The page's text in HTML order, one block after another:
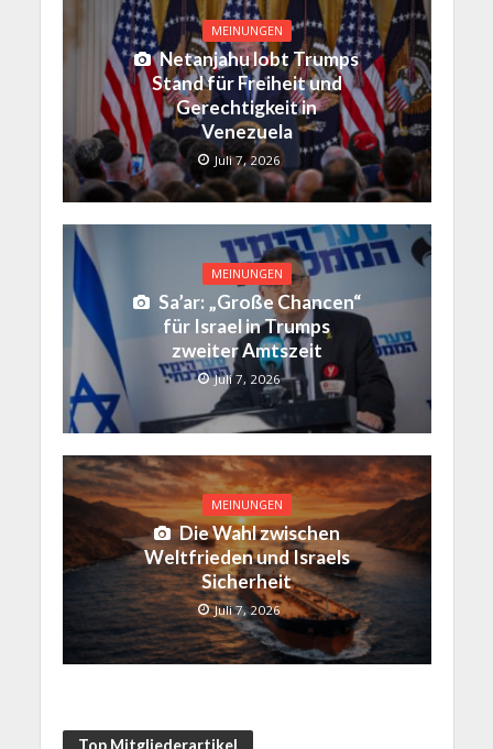
MEINUNGEN
Netanjahu lobt Trumps
Stand für Freiheit und
Gerechtigkeit in
Venezuela
Juli 7, 2026
MEINUNGEN
Sa’ar: „Große Chancen“
für Israel in Trumps
zweiter Amtszeit
Juli 7, 2026
MEINUNGEN
Die Wahl zwischen
Weltfrieden und Israels
Sicherheit
Juli 7, 2026
Top Mitgliederartikel